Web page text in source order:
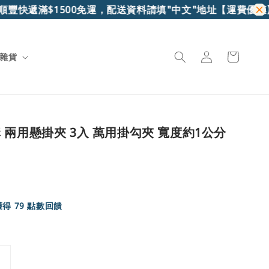
快遞滿$1500免運，配送資料請填"中文"地址【運費優惠
貨
用懸掛夾 3入 萬用掛勾夾 寬度約1公分
79 點數回饋